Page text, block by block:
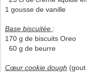
1 gousse de vanille
Base biscuitée :
170 g de biscuits Oreo
60 g de beurre
Cœur cookie dough